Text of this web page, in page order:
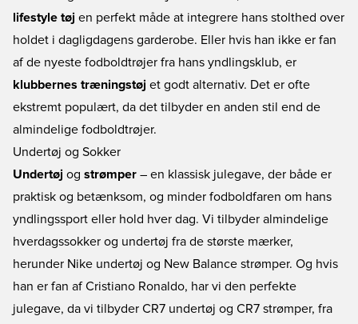
lifestyle tøj en perfekt måde at integrere hans stolthed over
holdet i dagligdagens garderobe. Eller hvis han ikke er fan
af de nyeste fodboldtrøjer fra hans yndlingsklub, er
klubbernes træningstøj et godt alternativ. Det er ofte
ekstremt populært, da det tilbyder en anden stil end de
almindelige fodboldtrøjer.
Undertøj og Sokker
Undertøj og strømper – en klassisk julegave, der både er
praktisk og betænksom, og minder fodboldfaren om hans
yndlingssport eller hold hver dag. Vi tilbyder almindelige
hverdagssokker og undertøj fra de største mærker,
herunder Nike undertøj og New Balance strømper. Og hvis
han er fan af Cristiano Ronaldo, har vi den perfekte
julegave, da vi tilbyder CR7 undertøj og CR7 strømper, fra